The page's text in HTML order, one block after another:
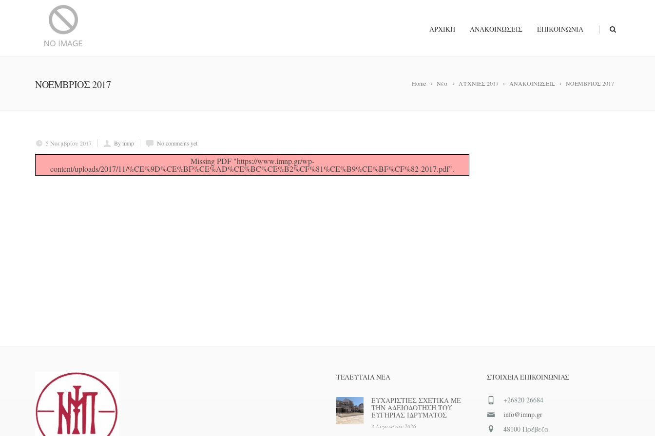
ΑΡΧΙΚΉ ΑΝΑΚΟΙΝΏΣΕΙΣ ΕΠΙΚΟΙΝΩΝΊΑ |
Home Νέα ΛΥΧΝΙΕΣ 2017 ΑΝΑΚΟΙΝΩΣΕΙΣ ΝΟΕΜΒΡΙΟΣ 2017
ΝΟΕΜΒΡΙΟΣ 2017
5 Νοεμβρίου 2017 By imnp No comments yet
Missing PDF "https://www.imnp.gr/wp-
content/uploads/2017/11/%CE%9D%CE%BF%CE%AD%CE%BC%CE%B2%CF%81%CE%B9%CE%BF%CF%82-2017.pdf".
ΤΕΛΕΥΤΑΊΑ ΝΕΑ
ΕΥΧΑΡΙΣΤΙΕΣ ΣΧΕΤΙΚΑ ΜΕ
ΤΗΝ ΑΔΕΙΟΔΟΤΗΣΗ ΤΟΥ
ΕΥΓΗΡΙΑΣ ΙΔΡΥΜΑΤΟΣ
3 Αυγούστου 2026
ΣΤΟΙΧΕΊΑ ΕΠΙΚΟΙΝΩΝΊΑΣ
+26820 26684
info@imnp.gr
48100 Πρέβεζα